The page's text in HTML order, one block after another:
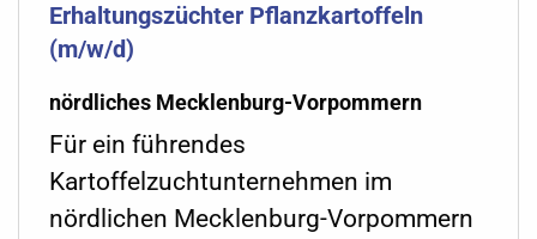
Erhaltungszüchter Pflanzkartoffeln
(m/w/d)
nördliches Mecklenburg-Vorpommern
Für ein führendes
Kartoffelzuchtunternehmen im
nördlichen Mecklenburg-Vorpommern